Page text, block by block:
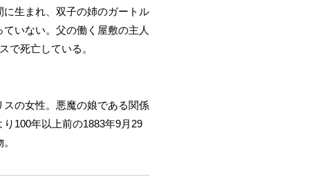
生まれ、双子の姉のガートル
いない。父の働く屋敷の主人
で死亡している。
の女性。悪魔の娘である関係
100年以上前の1883年9月29